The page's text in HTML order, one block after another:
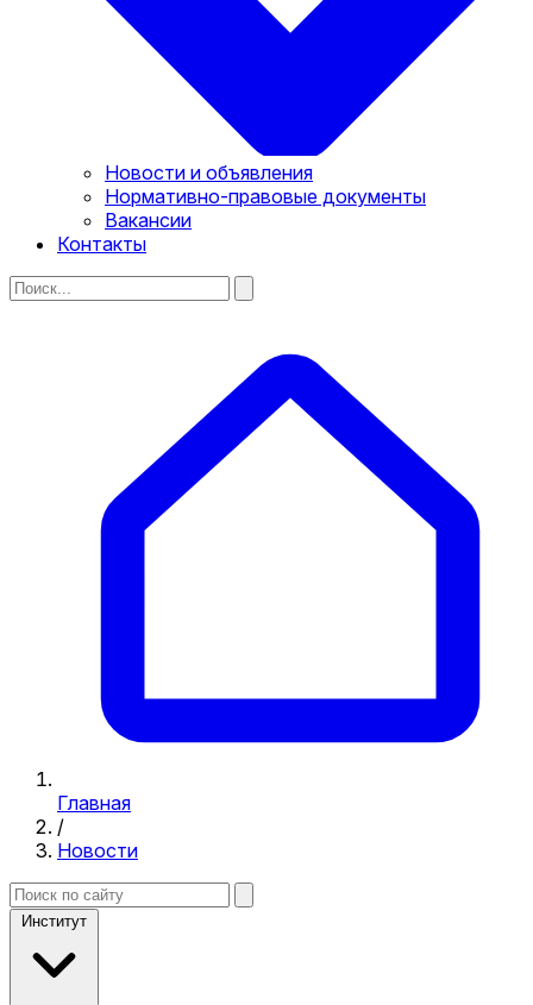
Новости и объявления
Нормативно-правовые документы
Вакансии
Контакты
Главная
/
Новости
Институт